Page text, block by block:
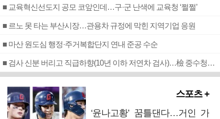
■ 교육혁신선도지 공모 코앞인데…구·군 난색에 교육청 ‘쩔쩔’
■ 르노 못 타는 부산시장…관용차 규정에 막힌 지역기업 응원
■ 마산 원도심 행정·주거복합단지 연내 준공 수순
■ 검사 신분 버리고 직급하향(10년 이하 저연차 검사)…檢 중수청행 기피
스포츠 +
‘윤나고황’ 꿈틀댄다…거인 가